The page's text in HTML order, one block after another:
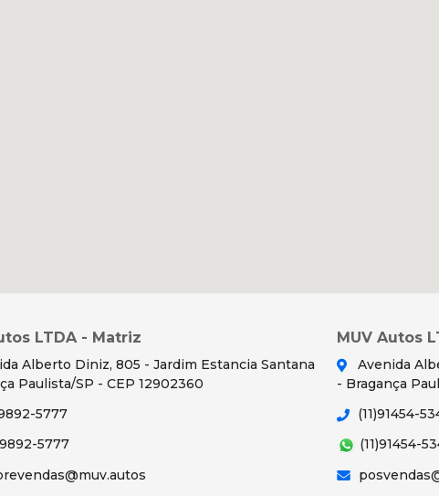
LTDA - Matriz
Alberto Diniz, 805 - Jardim Estancia Santana
Paulista/SP - CEP 12902360
5777
5777
MUV Autos
Avenida
- Bragança
(11)91454-
(11)91454-